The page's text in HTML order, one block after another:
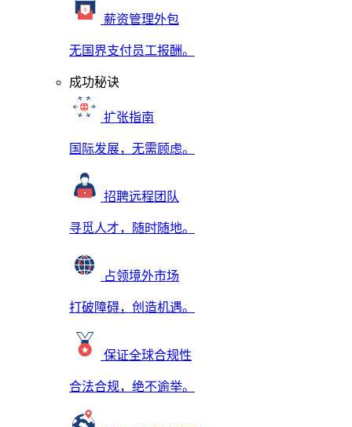
薪资管理外包
无国界支付员工报酬。
成功秘诀
扩张指南
国际发展，无需顾虑。
招聘远程团队
寻觅人才，随时随地。
占领境外市场
打破障碍，创造机遇。
保证全球合规性
合法合规，绝不逾举。